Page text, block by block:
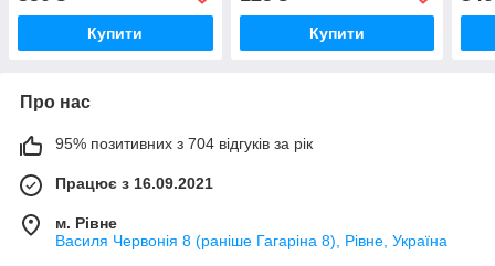
Купити Купити
Про нас
95% позитивних з 704 відгуків за рік
Працює з 16.09.2021
м. Рівне
Василя Червонія 8 (раніше Гагаріна 8), Рівне, Україна